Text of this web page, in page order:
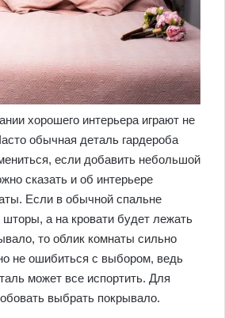
хорошего интерьера играют не
обычная деталь гардероба
если добавить небольшой
сказать и об интерьере
Если в обычной спальне
шторы, а на кровати будет лежать
то облик комнаты сильно
не ошибиться с выбором, ведь
может все испортить. Для
выбрать покрывало.